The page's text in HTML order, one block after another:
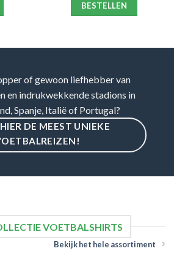
BESTELLEN
of gewoon liefhebber van
en indrukwekkende stadions in
Spanje, Italië of Portugal?
DE MEEST UNIEKE
VOETBALSHIRTS
Bekijk het hele assortiment